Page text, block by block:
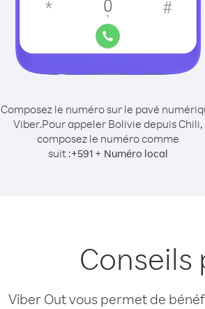
Composez le numéro sur le pavé
Viber.Pour appeler Bolivie depuis Chili,
composez le numéro comme
suit :+591 + Numéro local
Viber Out vous permet de